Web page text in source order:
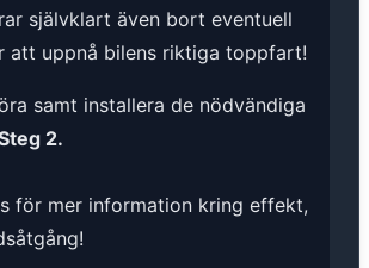
självklart även bort eventuell
att uppnå bilens riktiga toppfart!
samt installera de nödvändiga
2.
för mer information kring effekt,